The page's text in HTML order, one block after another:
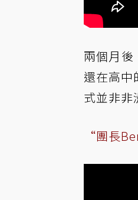
兩個月
還在高中
式並非非
“團長